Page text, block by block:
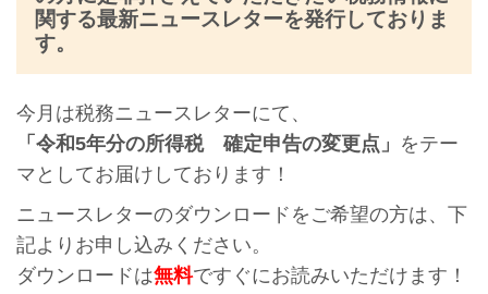
関する最新ニュースレターを発行しておりま
す。
今月は税務ニュースレターにて、
「令和5年分の所得税 確定申告の変更点」 をテー
マとしてお届けしております！
ニュースレターのダウンロードをご希望の方は、下
記よりお申し込みください。
ダウンロードは無料ですぐにお読みいただけます！